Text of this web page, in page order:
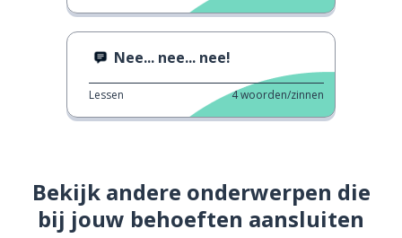
Nee... nee... nee!
Lessen 4woorden/zinnen
Bekijk andere onderwerpen die
bij jouw behoeften aansluiten